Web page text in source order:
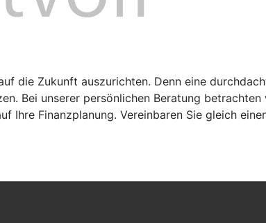
die Zukunft auszurichten. Denn eine
Bei unserer persönlichen Beratung
Ihre Finanzplanung. Vereinbaren Sie gleich